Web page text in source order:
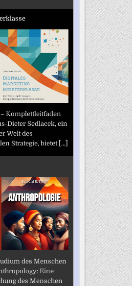
Komplettleitfaden
Dieter Sedlacek, ein
Welt des
Strategie, bietet [...]
des Menschen
Eine
des Menschen